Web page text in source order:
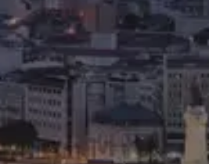
Telefone*
Em que podemos ajudar? *